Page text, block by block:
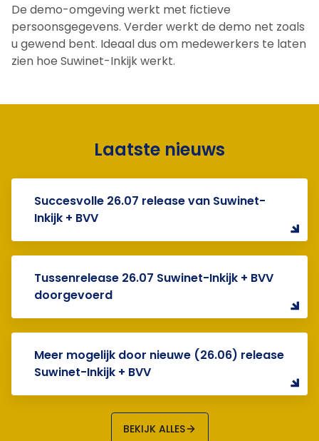
De demo-omgeving werkt met fictieve
persoonsgegevens. Verder werkt de demo net zoals
u gewend bent. Ideaal dus om medewerkers te laten
zien hoe Suwinet-Inkijk werkt.
Laatste nieuws
Succesvolle 26.07 release van Suwinet-
Inkijk + BVV
Tussenrelease 26.07 Suwinet-Inkijk + BVV
doorgevoerd
Meer mogelijk door nieuwe (26.06) release
Suwinet-Inkijk + BVV
BEKIJK ALLES